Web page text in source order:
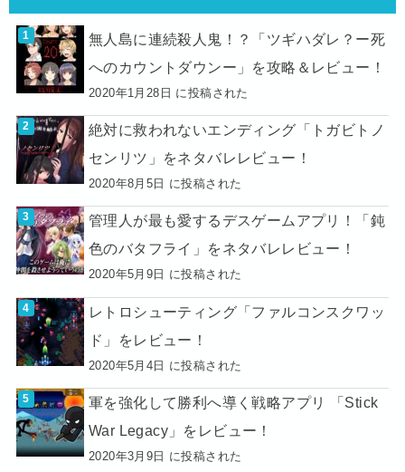
無人島に連続殺人鬼！？「ツギハダレ？ー死
へのカウントダウンー」を攻略＆レビュー！
2020年1月28日 に投稿された
絶対に救われないエンディング「トガビトノ
センリツ」をネタバレレビュー！
2020年8月5日 に投稿された
管理人が最も愛するデスゲームアプリ！「鈍
色のバタフライ」をネタバレレビュー！
2020年5月9日 に投稿された
レトロシューティング「ファルコンスクワッ
ド」をレビュー！
2020年5月4日 に投稿された
軍を強化して勝利へ導く戦略アプリ 「Stick
War Legacy」をレビュー！
2020年3月9日 に投稿された